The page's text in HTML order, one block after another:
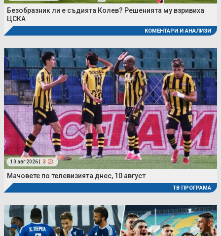
Безобразник ли е съдията Колев? Решенията му взривиха
ЦСКА
КОМЕНТАРИ И АНАЛИЗИ
10 авг 2026 | 3
Мачовете по телевизията днес, 10 август
ТВ ПРОГРАМА